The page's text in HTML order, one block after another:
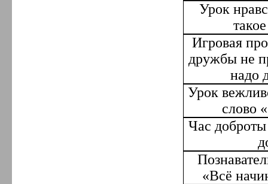
Урок
Игровая
дружбы не
надо
Урок
слово
Час
«Всё